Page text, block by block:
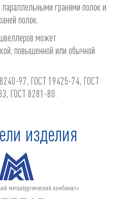
гранями полок и
полок.
может
повышенной или обычной
97, ГОСТ 19425-74, ГОСТ
ГОСТ 8281-80.
изделия
металлургический комбинат»